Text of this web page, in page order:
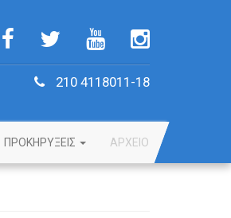
210 4118011-18
ΠΡΟΚΗΡΥΞΕΙΣ ΑΡΧΕΙΟ